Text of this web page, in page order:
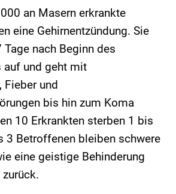
an Masern erkrankte
eine Gehirnentzündung. Sie
nach Beginn des
auf und geht mit
Fieber und
bis hin zum Koma
10 Erkrankten sterben 1 bis
3 Betroffenen bleiben schwere
eine geistige Behinderung